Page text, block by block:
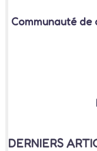
Communauté de
DERNIERS